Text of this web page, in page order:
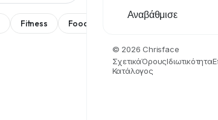
Fitness Food
Αναβάθμισε
© 2026 Chrisface
ΣχετικάΌρουςΙδιωτικότητα
Κατάλογος